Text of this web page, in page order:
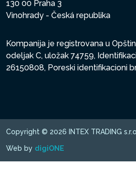
130 00 Praha 3
Vinohrady - Česká republika
Kompanija je registrovana u
odeljak C, uložak 74759,
26150808, Poreski identifikacioni
Copyright © 2026 INTEX TRADING
Web by digiONE